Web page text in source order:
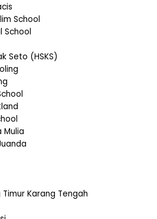
School
School
Seto (HSKS)
Mulia
Timur Karang Tengah